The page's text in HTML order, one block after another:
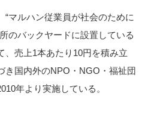
“マルハン従業員が社会のために
のバックヤードに設置している
、売上1本あたり10円を積み立
き国内外のNPO・NGO・福祉団
年より実施している。